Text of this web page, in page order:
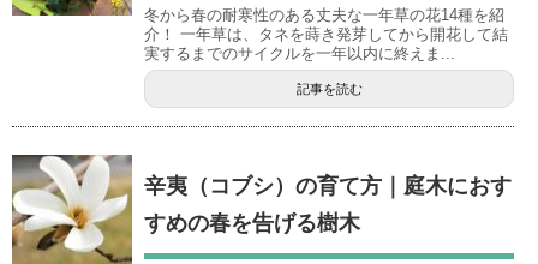
冬から春の耐寒性のある丈夫な一年草の花14種を紹
介！ 一年草は、タネを蒔き発芽してから開花して結
実するまでのサイクルを一年以内に終えま...
記事を読む
辛夷（コブシ）の育て方｜庭木におす
すめの春を告げる樹木